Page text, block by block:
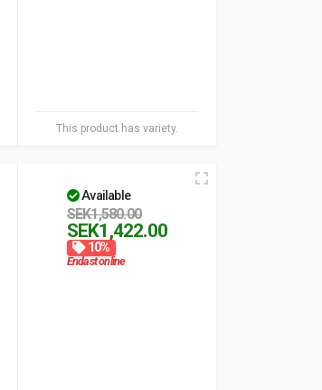
This product has variety.
Available
SEK1,580.00
SEK1,422.00
10%
Endast online